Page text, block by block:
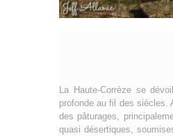
La Haute-Corrèze se
profonde au fil des
des pâturages,
quasi désertiques,